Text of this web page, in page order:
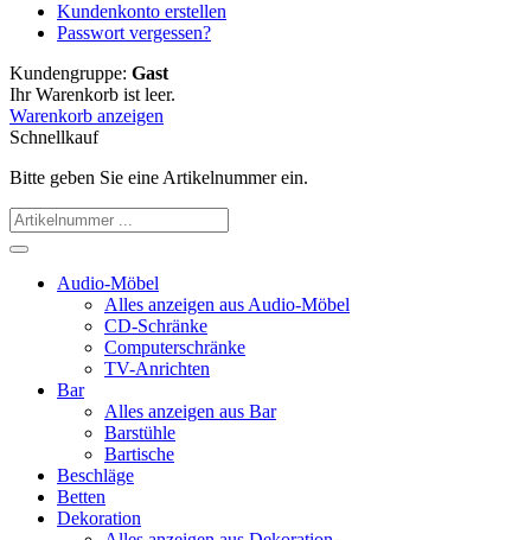
Kundenkonto erstellen
Passwort vergessen?
Kundengruppe: Gast
Ihr Warenkorb ist leer.
Warenkorb anzeigen
Schnellkauf
Bitte geben Sie eine Artikelnummer ein.
Audio-Möbel
Alles anzeigen aus Audio-Möbel
CD-Schränke
Computerschränke
TV-Anrichten
Bar
Alles anzeigen aus Bar
Barstühle
Bartische
Beschläge
Betten
Dekoration